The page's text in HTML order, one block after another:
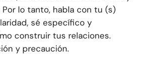
lo tanto, habla con tu (s)
sé específico y
construir tus relaciones.
y precaución.